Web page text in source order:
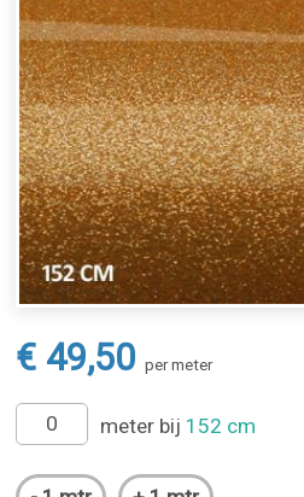
€ 49,50 per meter
meter bij 152 cm